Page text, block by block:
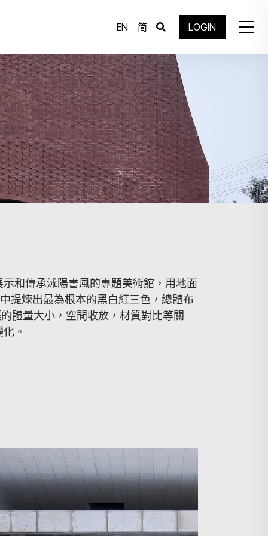
EN 简 LOGIN
和傳承沭陽書風的專題美術館，用地面
提煉出最為根本的黑白紅三色，總體布
體量大小，空間收放，材質對比等關
。